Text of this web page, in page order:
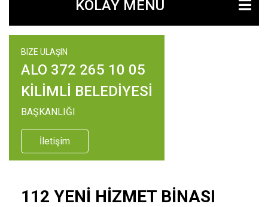
KOLAY MENU
BIZE ULAŞIN
ALO 372 265 10 05
KİLİMLİ BELEDİYESİ
BAŞKANLIĞI
İletişim
112 YENİ HİZMET BİNASI